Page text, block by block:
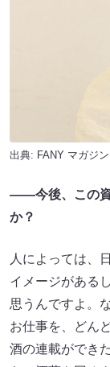
出典: FANY マガジン
――今後、この資
か？
人によっては、
イメージがある
思うんですよ。
お仕事を、どん
酒の連載ができ